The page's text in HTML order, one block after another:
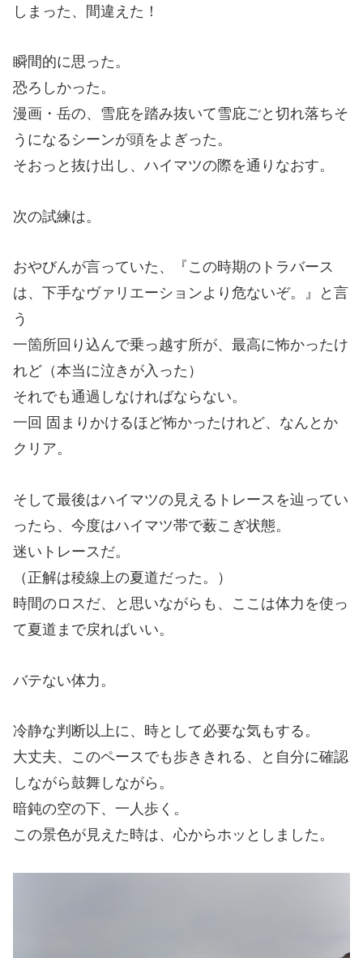
しまった、間違えた！
瞬間的に思った。
恐ろしかった。
漫画・岳の、雪庇を踏み抜いて雪庇ごと切れ落ちそ
うになるシーンが頭をよぎった。
そおっと抜け出し、ハイマツの際を通りなおす。
次の試練は。
おやびんが言っていた、『この時期のトラバース
は、下手なヴァリエーションより危ないぞ。』と言
う
一箇所回り込んで乗っ越す所が、最高に怖かったけ
れど（本当に泣きが入った）
それでも通過しなければならない。
一回 固まりかけるほど怖かったけれど、なんとか
クリア。
そして最後はハイマツの見えるトレースを辿ってい
ったら、今度はハイマツ帯で薮こぎ状態。
迷いトレースだ。
（正解は稜線上の夏道だった。）
時間のロスだ、と思いながらも、ここは体力を使っ
て夏道まで戻ればいい。
バテない体力。
冷静な判断以上に、時として必要な気もする。
大丈夫、このペースでも歩ききれる、と自分に確認
しながら鼓舞しながら。
暗鈍の空の下、一人歩く。
この景色が見えた時は、心からホッとしました。